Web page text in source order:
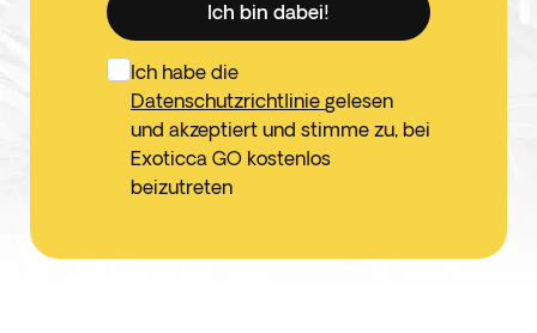
Ich bin dabei!
Ich habe die
Datenschutzrichtlinie gelesen
und akzeptiert und stimme zu, bei
Exoticca GO kostenlos
beizutreten